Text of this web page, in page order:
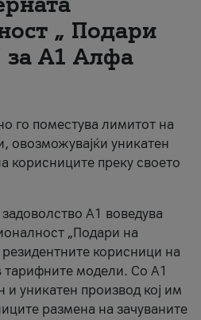
„ Подари
за А1 Алфа
го поместува лимитот на
овозможувајќи уникатен
корисниците преку своето
А1 воведува
„Подари на
резидентните корисници на
модели. Со A1
и уникатен производ кој им
размена на зачуваните